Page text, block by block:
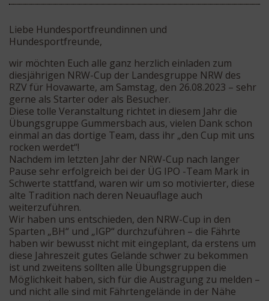
Liebe Hundesportfreundinnen und
Hundesportfreunde,
wir möchten Euch alle ganz herzlich einladen zum
diesjährigen NRW-Cup der Landesgruppe NRW des
RZV für Hovawarte, am Samstag, den 26.08.2023 – sehr
gerne als Starter oder als Besucher.
Diese tolle Veranstaltung richtet in diesem Jahr die
Übungsgruppe Gummersbach aus, vielen Dank schon
einmal an das dortige Team, dass ihr „den Cup mit uns
rocken werdet“!
Nachdem im letzten Jahr der NRW-Cup nach langer
Pause sehr erfolgreich bei der ÜG IPO -Team Mark in
Schwerte stattfand, waren wir um so motivierter, diese
alte Tradition nach deren Neuauflage auch
weiterzuführen.
Wir haben uns entschieden, den NRW-Cup in den
Sparten „BH“ und „IGP“ durchzuführen – die Fährte
haben wir bewusst nicht mit eingeplant, da erstens um
diese Jahreszeit gutes Gelände schwer zu bekommen
ist und zweitens sollten alle Übungsgruppen die
Möglichkeit haben, sich für die Austragung zu melden –
und nicht alle sind mit Fährtengelände in der Nähe